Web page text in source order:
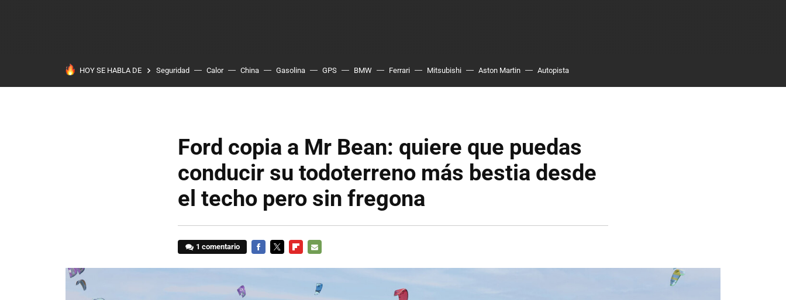
HOY SE HABLA DE Seguridad Calor China Gasolina GPS BMW Ferrari Mitsubishi Aston Martin Autopista
Ford copia a Mr Bean: quiere que puedas
conducir su todoterreno más bestia desde
el techo pero sin fregona
1 comentario